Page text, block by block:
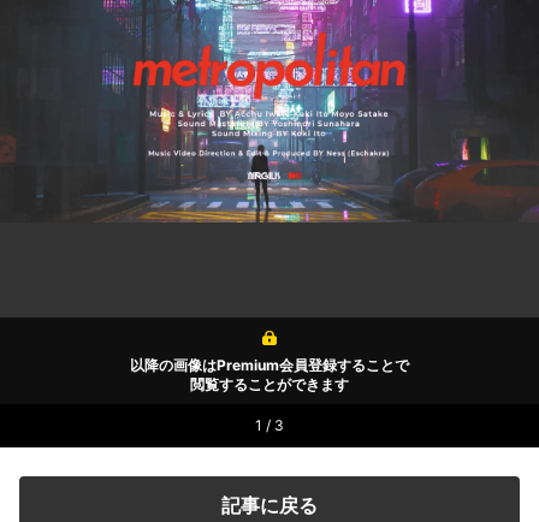
以降の画像はPremium会員登録することで
閲覧することができます
1 / 3
記事に戻る